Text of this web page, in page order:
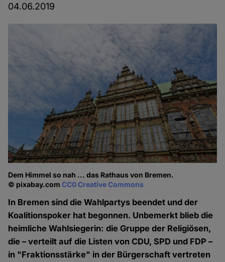
04.06.2019
Dem Himmel so nah ... das Rathaus von Bremen.
© pixabay.comCC0 Creative Commons
In Bremen sind die Wahlpartys beendet und der
Koalitionspoker hat begonnen. Unbemerkt blieb die
heimliche Wahlsiegerin: die Gruppe der Religiösen,
die – verteilt auf die Listen von CDU, SPD und FDP –
in "Fraktionsstärke" in der Bürgerschaft vertreten